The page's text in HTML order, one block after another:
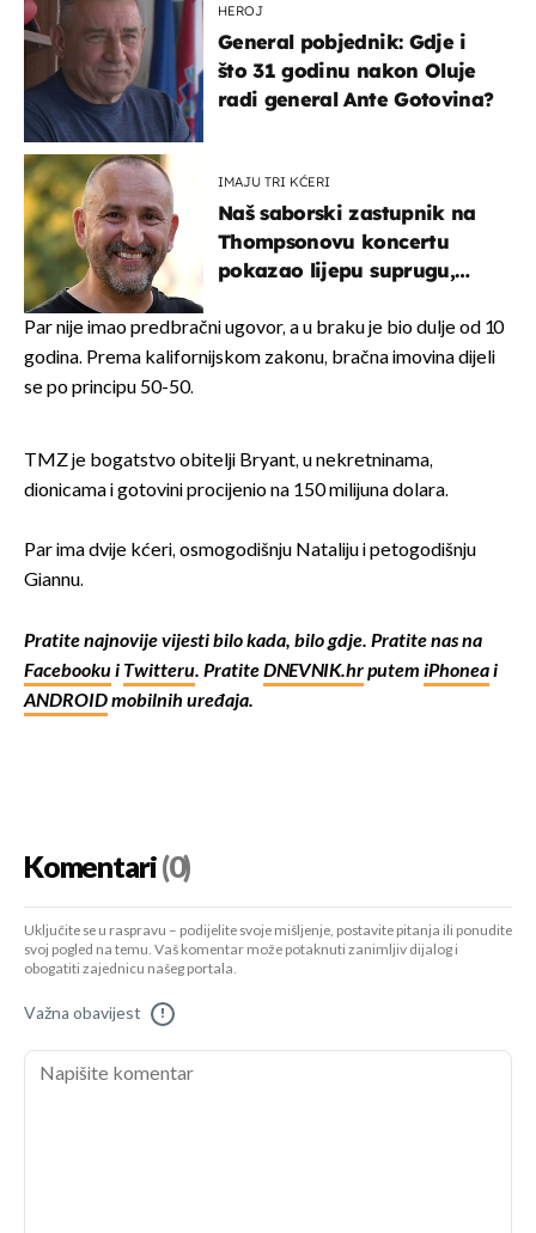
HEROJ
General pobjednik: Gdje i
što 31 godinu nakon Oluje
radi general Ante Gotovina?
IMAJU TRI KĆERI
Naš saborski zastupnik na
Thompsonovu koncertu
pokazao lijepu suprugu,
javnost
Par nije imao predbračni ugovor, a u braku je bio dulje od 10
godina. Prema kalifornijskom zakonu, bračna imovina dijeli
se po principu 50-50.
TMZ je bogatstvo obitelji Bryant, u nekretninama,
dionicama i gotovini procijenio na 150 milijuna dolara.
Par ima dvije kćeri, osmogodišnju Nataliju i petogodišnju
Giannu.
Pratite najnovije vijesti bilo kada, bilo gdje. Pratite nas na
Facebookui Twitteru. PratiteDNEVNIK.hrputem iPhoneai
ANDROIDmobilnih uređaja.
Komentari(0)
Uključite se u raspravu – podijelite svoje mišljenje, postavite pitanja ili ponudite
svoj pogled na temu. Vaš komentar može potaknuti zanimljiv dijalog i
obogatiti zajednicu našeg portala.
Važna obavijest !